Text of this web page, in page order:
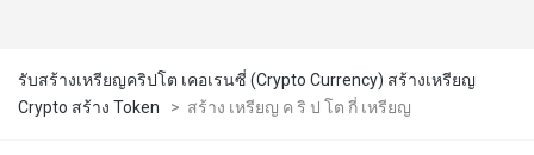
รับสร้างเหรียญคริปโต เคอเรนซี่ (Crypto Currency) สร้างเหรียญ
Crypto สร้าง Token
> สร้าง เหรียญ ค ริ ป โต กี่ เหรียญ